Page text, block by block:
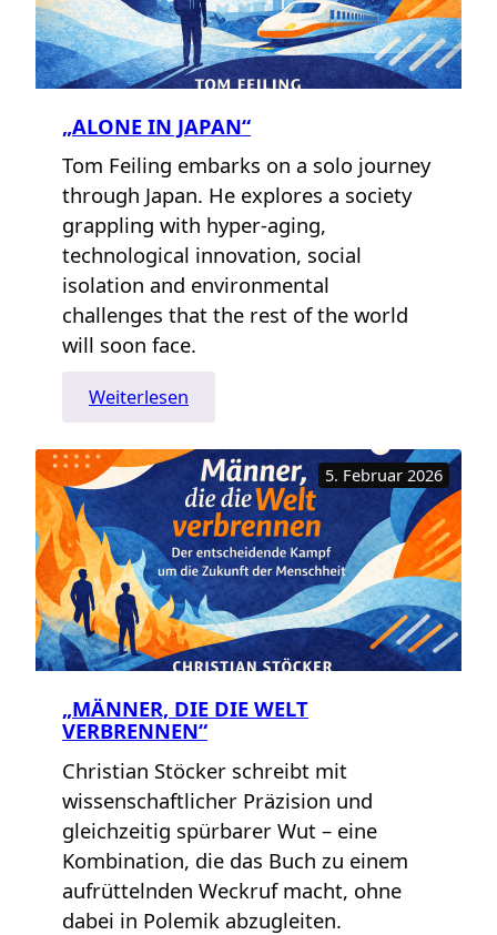
„ALONE IN JAPAN“
Tom Feiling embarks on a solo journey
through Japan. He explores a society
grappling with hyper-aging,
technological innovation, social
isolation and environmental
challenges that the rest of the world
will soon face.
Weiterlesen
„Alone
in
Japan“
5. Februar 2026
„MÄNNER, DIE DIE WELT
VERBRENNEN“
Christian Stöcker schreibt mit
wissenschaftlicher Präzision und
gleichzeitig spürbarer Wut – eine
Kombination, die das Buch zu einem
aufrüttelnden Weckruf macht, ohne
dabei in Polemik abzugleiten.